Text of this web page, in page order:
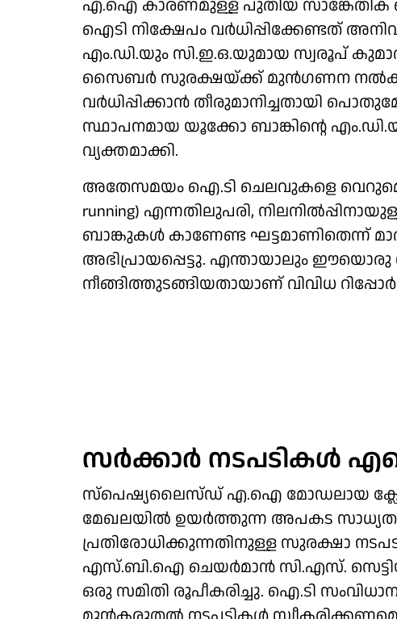
എ.ഐ കാരണമുള്ള പുതിയ സാങ്കേതിക
ഐടി നിക്ഷേപം വർധിപ്പിക്കേണ്ടത്
എം.ഡി.യും സി.ഇ.ഒ.യുമായ സ്വരൂപ്
സൈബർ സുരക്ഷയ്ക്ക് മുൻഗണന
വർധിപ്പിക്കാൻ തീരുമാനിച്ചതായി
സ്ഥാപനമായ യൂക്കോ ബാങ്കിന്റെ
വ്യക്തമാക്കി.
അതേസമയം ഐ.ടി ചെലവുകളെ
running) എന്നതിലുപരി,
ബാങ്കുകൾ കാണേണ്ട ഘട്ടമാണിതെന്ന്
അഭിപ്രായപ്പെട്ടു. എന്തായാലും ഈയൊരു
നീങ്ങിത്തുടങ്ങിയതായാണ് വിവിധ
സർക്കാർ നടപടികൾ
സ്പെഷ്യലൈസ്ഡ് എ.ഐ മോഡലായ
മേഖലയിൽ ഉയർത്തുന്ന അപകട
പ്രതിരോധിക്കുന്നതിനുള്ള സുരക്ഷാ
എസ്.ബി.ഐ ചെയർമാൻ സി.എസ്.
ഒരു സമിതി രൂപീകരിച്ചു. ഐ.ടി